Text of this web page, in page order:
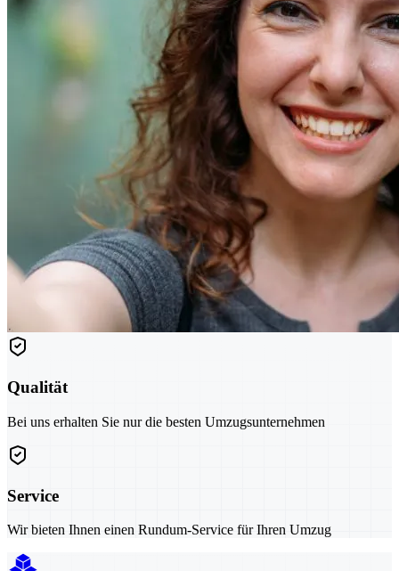
Qualität
Bei uns erhalten Sie nur die besten Umzugsunternehmen
Service
Wir bieten Ihnen einen Rundum-Service für Ihren Umzug